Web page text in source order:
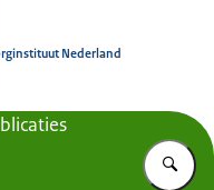
Nederland